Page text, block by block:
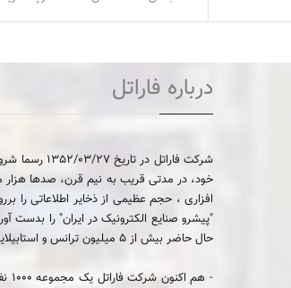
درباره فاراتل
شرکت
خود، در مدتی قریب به نیم قرن، صدها هزار
افزاری ، حجم عظیمی از ذخایر اطلاعاتی را
حال حاضر بیش از 5 میلیون ترانس و استابیلایزر فاراتل در سراسر کشور نصب و مورد بهره برداری قرار گرفته و همچنین تا کنون بیش از نیم میلیون دستگاه یو پی اس فاراتل نصب و مورد بهره برداری قرار گرفته است.